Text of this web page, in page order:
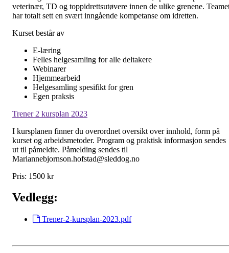
veterinær, TD og toppidrettsutøvere innen de ulike grenene.
har totalt sett en svært inngående kompetanse om idretten.
Kurset består av
E-læring
Felles helgesamling for alle deltakere
Webinarer
Hjemmearbeid
Helgesamling spesifikt for gren
Egen praksis
Trener 2 kursplan 2023
I kursplanen finner du overordnet oversikt over innhold, form på
kurset og arbeidsmetoder. Program og praktisk informasjon sendes
ut til påmeldte. Påmelding sendes til
Mariannebjornson.hofstad@sleddog.no
Pris: 1500 kr
Vedlegg:
Trener-2-kursplan-2023.pdf